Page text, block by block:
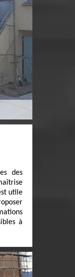
des
utile
à